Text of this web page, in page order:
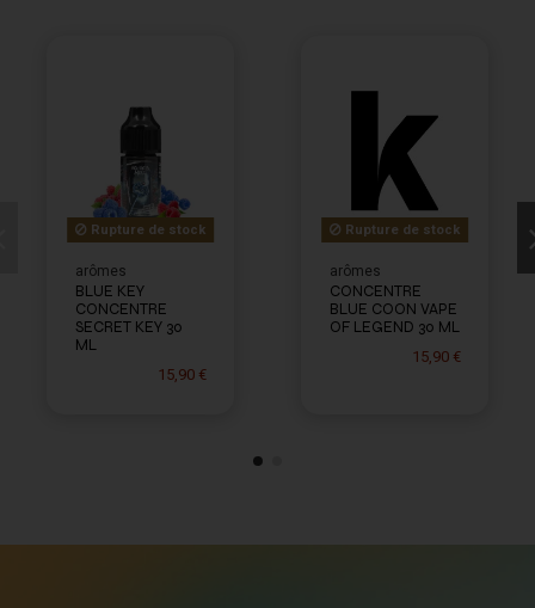
Rupture de stock
arômes
BLUE KEY
CONCENTRE
SECRET KEY 30
ML
15,90 €
Rupture de stock
arômes
CONCENTRE
BLUE COON VAPE
OF LEGEND 30 ML
15,90 €